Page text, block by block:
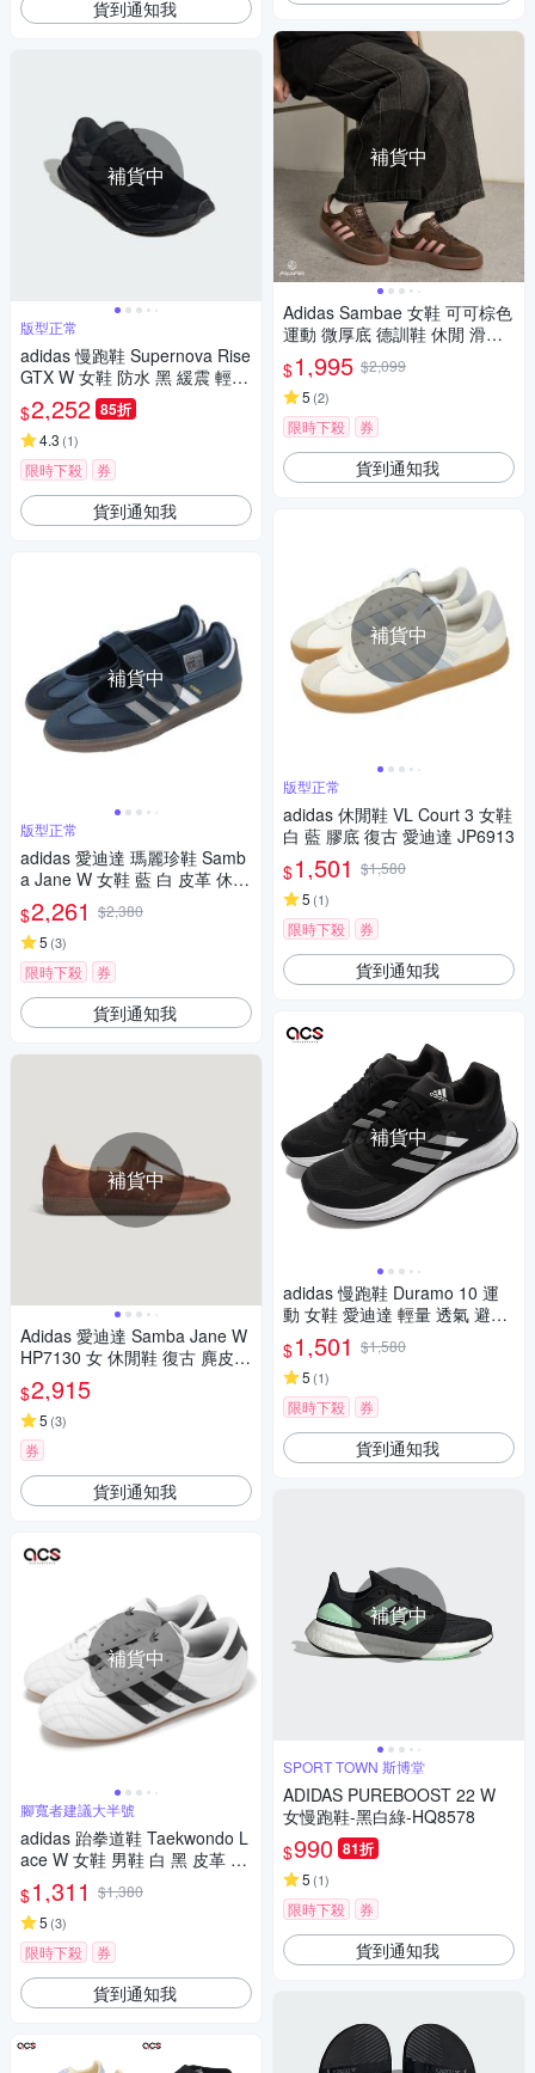
貨到通知我
補貨中
版型正常
adidas 慢跑鞋 Supernova Rise
GTX W 女鞋 防水 黑 緩震 輕量
運動鞋 愛迪達 JP7764
$2,252 85折
4.3 (1)
限時下殺 券
貨到通知我
補貨中
版型正常
adidas 愛迪達 瑪麗珍鞋 Samb
a Jane W 女鞋 藍 白 皮革 休閒
鞋 魔鬼氈 IH6484
$2,261 $2,380
5 (3)
限時下殺 券
貨到通知我
補貨中
Adidas 愛迪達 Samba Jane W
HP7130 女 休閒鞋 復古 麂皮
流行 深咖 瑪莉珍
$2,915
5 (3)
券
貨到通知我
補貨中
腳寬者建議大半號
adidas 跆拳道鞋 Taekwondo L
ace W 女鞋 男鞋 白 黑 皮革 休
閒鞋 愛迪達 JS1194
$1,311 $1,380
5 (3)
限時下殺 券
貨到通知我
補貨中
Adidas Sambae 女鞋 可可棕色
運動 微厚底 德訓鞋 休閒 滑板
膠底 復古 休閒鞋 JI2744
$1,995 $2,099
5 (2)
限時下殺 券
貨到通知我
補貨中
版型正常
adidas 休閒鞋 VL Court 3 女鞋
白 藍 膠底 復古 愛迪達 JP6913
$1,501 $1,580
5 (1)
限時下殺 券
貨到通知我
補貨中
adidas 慢跑鞋 Duramo 10 運
動 女鞋 愛迪達 輕量 透氣 避震
路跑 黑 白 GX0709
$1,501 $1,580
5 (1)
限時下殺 券
貨到通知我
補貨中
SPORT TOWN 斯博堂
ADIDAS PUREBOOST 22 W
女慢跑鞋-黑白綠-HQ8578
$990 81折
5 (1)
限時下殺 券
貨到通知我